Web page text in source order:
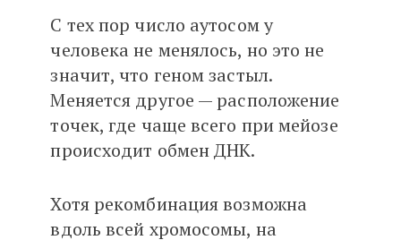
С тех пор число аутосом у
человека не менялось, но это не
значит, что геном застыл.
Меняется другое — расположение
точек, где чаще всего при мейозе
происходит обмен ДНК.
Хотя рекомбинация возможна
вдоль всей хромосомы, на